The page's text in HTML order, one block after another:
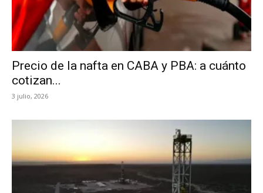
Precio de la nafta en CABA y PBA: a cuánto
cotizan...
3 julio, 2026